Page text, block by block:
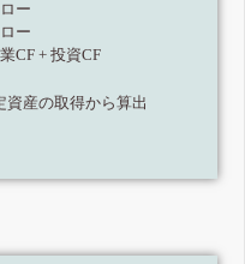
ー
ー
CF + 投資CF
資産の取得から算出